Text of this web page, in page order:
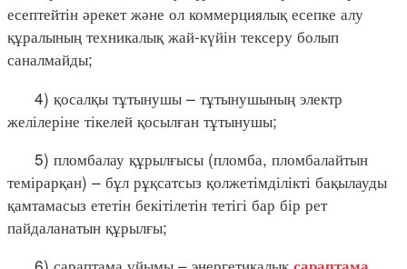
есептейтін әрекет және ол коммерциялық есепке алу
құралының техникалық жай-күйін тексеру болып
саналмайды;
4) қосалқы тұтынушы – тұтынушының электр
желілеріне тікелей қосылған тұтынушы;
5) пломбалау құрылғысы (пломба, пломбалайтын
темірарқан) – бұл рұқсатсыз қолжетімділікті бақылауды
қамтамасыз ететін бекітілетін тетігі бар бір рет
пайдаланатын құрылғы;